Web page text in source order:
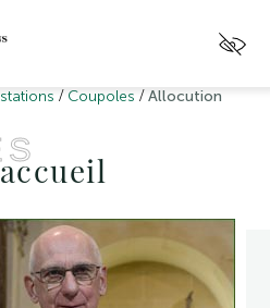
/ Coupoles /Allocution